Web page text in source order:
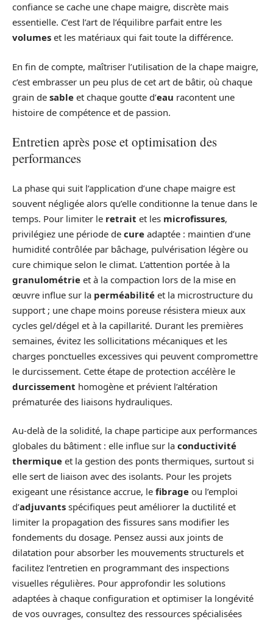
confiance se cache une chape maigre, discrète mais
essentielle. C’est l’art de l’équilibre parfait entre les
volumes et les matériaux qui fait toute la différence.
En fin de compte, maîtriser l’utilisation de la chape maigre,
c’est embrasser un peu plus de cet art de bâtir, où chaque
grain de sable et chaque goutte d’eau racontent une
histoire de compétence et de passion.
Entretien après pose et optimisation des
performances
La phase qui suit l’application d’une chape maigre est
souvent négligée alors qu’elle conditionne la tenue dans le
temps. Pour limiter le retrait et les microfissures,
privilégiez une période de cure adaptée : maintien d’une
humidité contrôlée par bâchage, pulvérisation légère ou
cure chimique selon le climat. L’attention portée à la
granulométrie et à la compaction lors de la mise en
œuvre influe sur la perméabilité et la microstructure du
support ; une chape moins poreuse résistera mieux aux
cycles gel/dégel et à la capillarité. Durant les premières
semaines, évitez les sollicitations mécaniques et les
charges ponctuelles excessives qui peuvent compromettre
le durcissement. Cette étape de protection accélère le
durcissement homogène et prévient l’altération
prématurée des liaisons hydrauliques.
Au-delà de la solidité, la chape participe aux performances
globales du bâtiment : elle influe sur la conductivité
thermique et la gestion des ponts thermiques, surtout si
elle sert de liaison avec des isolants. Pour les projets
exigeant une résistance accrue, le fibrage ou l’emploi
d’adjuvants spécifiques peut améliorer la ductilité et
limiter la propagation des fissures sans modifier les
fondements du dosage. Pensez aussi aux joints de
dilatation pour absorber les mouvements structurels et
facilitez l’entretien en programmant des inspections
visuelles régulières. Pour approfondir les solutions
adaptées à chaque configuration et optimiser la longévité
de vos ouvrages, consultez des ressources spécialisées